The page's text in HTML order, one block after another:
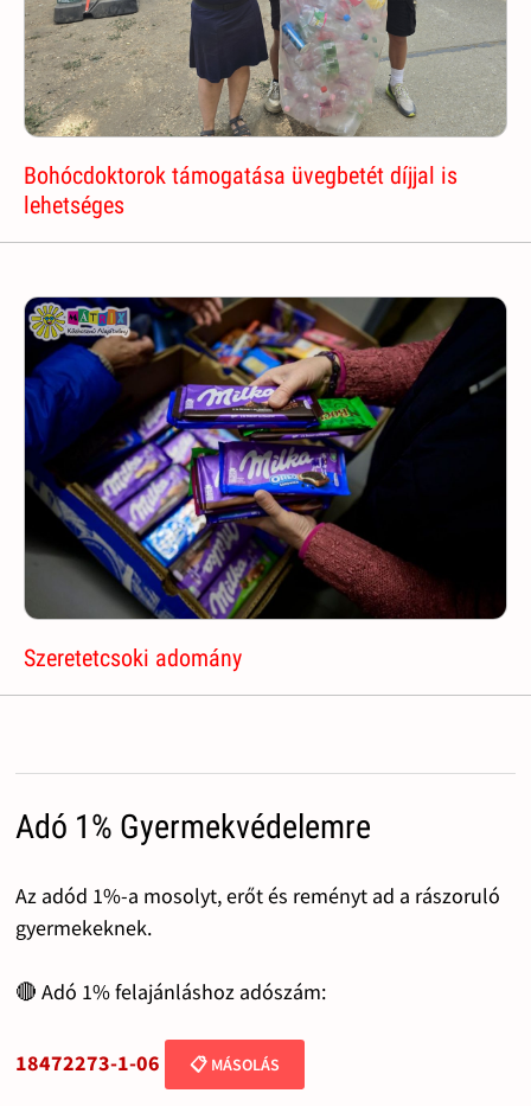
Bohócdoktorok támogatása üvegbetét díjjal is
lehetséges
Szeretetcsoki adomány
Adó 1% Gyermekvédelemre
Az adód 1%-a mosolyt, erőt és reményt ad a rászoruló
gyermekeknek.
🔴 Adó 1% felajánláshoz adószám:
18472273-1-06 📋 MÁSOLÁS